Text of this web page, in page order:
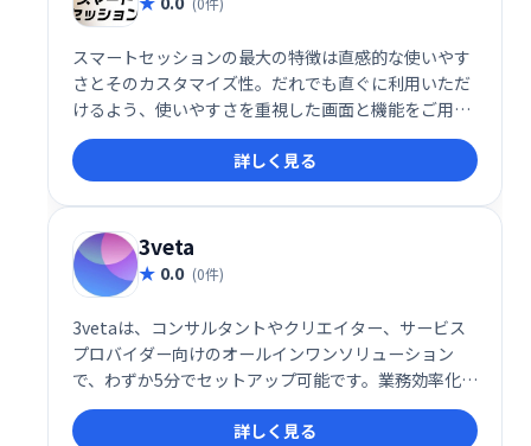
スマートセッションの最大の特徴は直感的な使いやす
さとそのカスタマイズ性。だれでも直ぐに利用いただ
けるよう、使いやすさを重視した画面と機能をご用意
しています。 また、会議のスタイルに合わせたカスタ
マイズも対応可能。お客様のご要望に合わせて、様々
な機能を実装することも可能です。
詳しく見る
3veta
0.0 (0件)
3vetaは、コンサルタントやクリエイター、サービス
プロバイダー向けのオールインワンソリューション
で、わずか5分でセットアップ可能です。業務効率化を
支援し、スムーズな業務遂行を実現するための便利な
ツールとして推奨されています。
詳しく見る